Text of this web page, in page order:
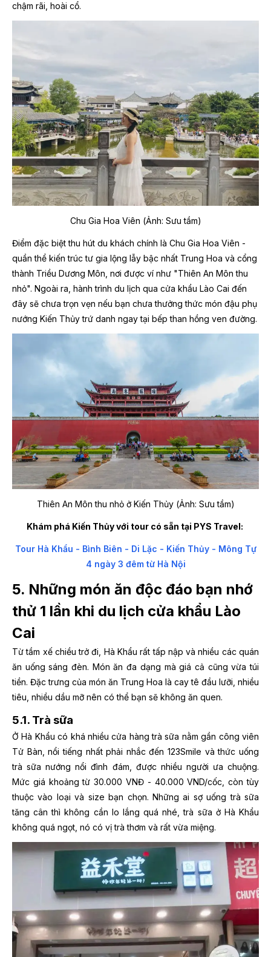
chậm rãi, hoài cổ.
Chu Gia Hoa Viên (Ảnh: Sưu tầm)
Điểm đặc biệt thu hút du khách chính là Chu Gia Hoa Viên -
quần thể kiến trúc tư gia lộng lẫy bậc nhất Trung Hoa và cổng
thành Triều Dương Môn, nơi được ví như "Thiên An Môn thu
nhỏ". Ngoài ra, hành trình du lịch qua cửa khẩu Lào Cai đến
đây sẽ chưa trọn vẹn nếu bạn chưa thưởng thức món đậu phụ
nướng Kiến Thủy trứ danh ngay tại bếp than hồng ven đường.
Thiên An Môn thu nhỏ ở Kiến Thủy (Ảnh: Sưu tầm)
Khám phá Kiến Thủy với tour có sẵn tại PYS Travel:
Tour Hà Khẩu - Bình Biên - Di Lặc - Kiến Thủy - Mông Tự
4 ngày 3 đêm từ Hà Nội
5. Những món ăn độc đáo bạn nhớ
thử 1 lần khi du lịch cửa khẩu Lào
Cai
Từ tầm xế chiều trở đi, Hà Khẩu rất tấp nập và nhiều các quán
ăn uống sáng đèn. Món ăn đa dạng mà giá cả cũng vừa túi
tiền. Đặc trưng của món ăn Trung Hoa là cay tê đầu lưỡi, nhiều
tiêu, nhiều dầu mỡ nên có thể bạn sẽ không ăn quen.
5.1. Trà sữa
Ở Hà Khẩu có khá nhiều cửa hàng trà sữa nằm gần công viên
Tử Bàn, nổi tiếng nhất phải nhắc đến 123Smile và thức uống
trà sữa nướng nổi đình đám, được nhiều người ưa chuộng.
Mức giá khoảng từ 30.000 VNĐ - 40.000 VND/cốc, còn tùy
thuộc vào loại và size bạn chọn. Những ai sợ uống trà sữa
tăng cân thì không cần lo lắng quá nhé, trà sữa ở Hà Khẩu
không quá ngọt, nó có vị trà thơm và rất vừa miệng.